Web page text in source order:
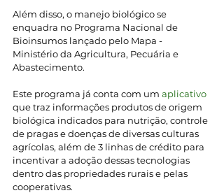
Além disso, o manejo biológico se
enquadra no Programa Nacional de
Bioinsumos lançado pelo Mapa -
Ministério da Agricultura, Pecuária e
Abastecimento.
Este programa já conta com um aplicativo
que traz informações produtos de origem
biológica indicados para nutrição, controle
de pragas e doenças de diversas culturas
agrícolas, além de 3 linhas de crédito para
incentivar a adoção dessas tecnologias
dentro das propriedades rurais e pelas
cooperativas.